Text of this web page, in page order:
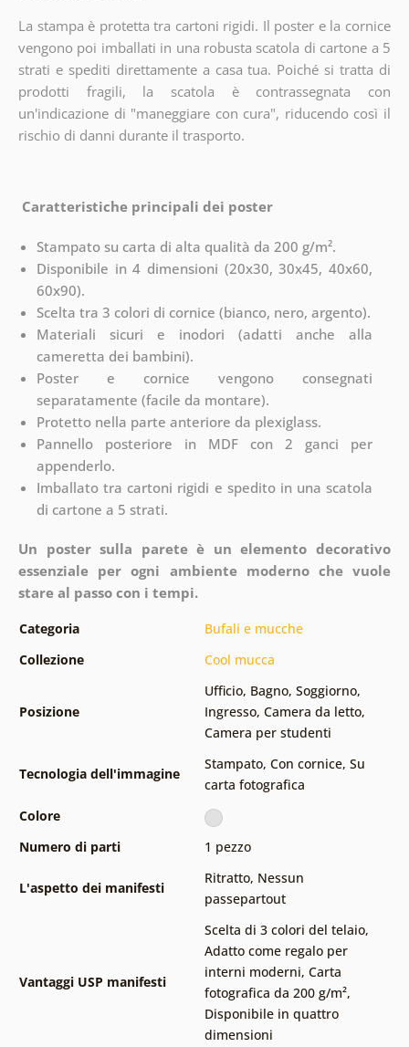
La stampa è protetta tra cartoni rigidi. Il poster e la cornice
vengono poi imballati in una robusta scatola di cartone a 5
strati e spediti direttamente a casa tua. Poiché si tratta di
prodotti fragili, la scatola è contrassegnata con
un'indicazione di "maneggiare con cura", riducendo così il
rischio di danni durante il trasporto.
Caratteristiche principali dei poster
Stampato su carta di alta qualità da 200 g/m².
Disponibile in 4 dimensioni (20x30, 30x45, 40x60,
60x90).
Scelta tra 3 colori di cornice (bianco, nero, argento).
Materiali sicuri e inodori (adatti anche alla
cameretta dei bambini).
Poster e cornice vengono consegnati
separatamente (facile da montare).
Protetto nella parte anteriore da plexiglass.
Pannello posteriore in MDF con 2 ganci per
appenderlo.
Imballato tra cartoni rigidi e spedito in una scatola
di cartone a 5 strati.
Un poster sulla parete è un elemento decorativo
essenziale per ogni ambiente moderno che vuole
stare al passo con i tempi.
Categoria
Bufali e mucche
Collezione
Cool mucca
Posizione
Ufficio, Bagno, Soggiorno,
Ingresso, Camera da letto,
Camera per studenti
Tecnologia dell'immagine
Stampato, Con cornice, Su
carta fotografica
Colore
Numero di parti
1 pezzo
L'aspetto dei manifesti
Ritratto, Nessun
passepartout
Vantaggi USP manifesti
Scelta di 3 colori del telaio,
Adatto come regalo per
interni moderni, Carta
fotografica da 200 g/m²,
Disponibile in quattro
dimensioni